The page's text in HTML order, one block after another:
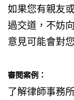
如果您有親友
過交道，不妨
意見可能會對
審閱案例：
了解律師事務